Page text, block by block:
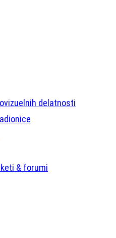
delatnosti
& forumi